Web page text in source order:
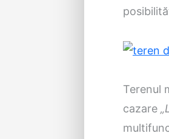
Terenul
cazare